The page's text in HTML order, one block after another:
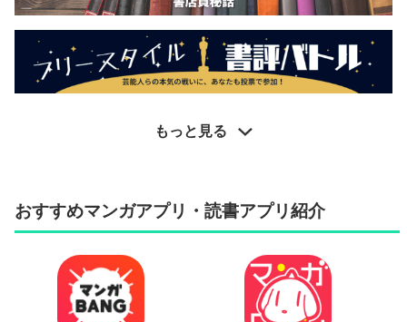
もっと見る
おすすめマンガアプリ・読書アプリ紹介